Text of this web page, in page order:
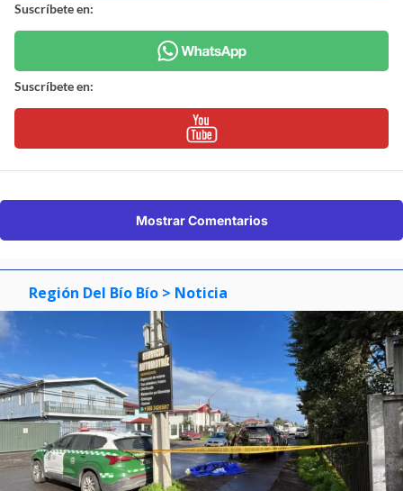
Suscríbete en:
Suscríbete en:
Mostrar Comentarios
Región Del Bío Bío > Noticia